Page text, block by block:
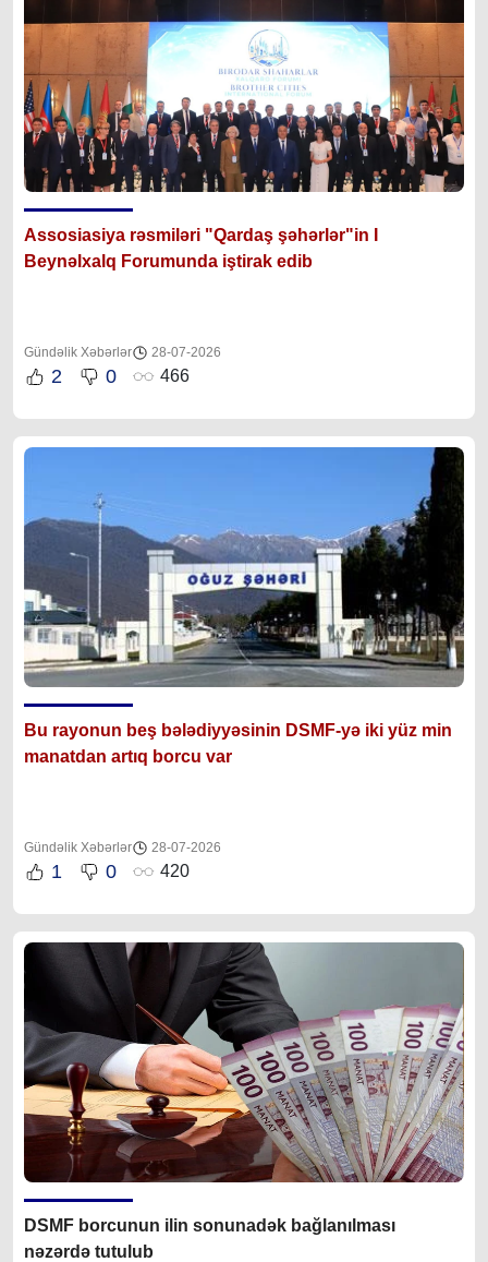
Assosiasiya rəsmiləri "Qardaş şəhərlər"in I
Beynəlxalq Forumunda iştirak edib
Gündəlik Xəbərlər 28-07-2026
2 0 466
Bu rayonun beş bələdiyyəsinin DSMF-yə iki yüz min
manatdan artıq borcu var
Gündəlik Xəbərlər 28-07-2026
1 0 420
DSMF borcunun ilin sonunadək bağlanılması
nəzərdə tutulub